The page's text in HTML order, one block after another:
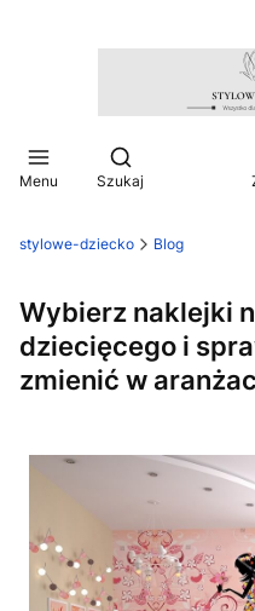
Menu
Otwórz
Szukaj
stylowe-dziecko Blog
Wybierz naklejki
dziecięcego i
zmienić w